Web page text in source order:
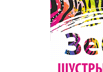
Популярное →